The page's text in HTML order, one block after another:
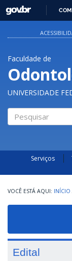
GOVBR
Faculdade de
UNIVERSIDADE
Serviços
INÍCIO
Edital